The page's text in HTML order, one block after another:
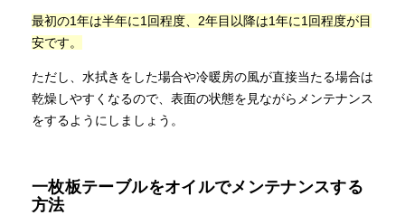
最初の1年は半年に1回程度、2年目以降は1年に1回程度が目
安です。
ただし、水拭きをした場合や冷暖房の風が直接当たる場合は
乾燥しやすくなるので、表面の状態を見ながらメンテナンス
をするようにしましょう。
一枚板テーブルをオイルでメンテナンスする
方法